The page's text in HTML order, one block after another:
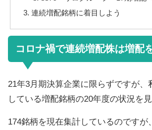
連続増配銘柄に着目しよう
コロナ禍で連続増配株は増配
21年3月期決算企業に限らずですが、
している増配銘柄の20年度の状況を見
174銘柄を現在集計しているのですが